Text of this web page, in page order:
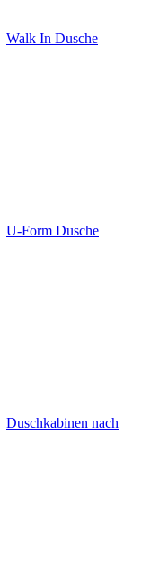
Walk In Dusche
U-Form Dusche
Duschkabinen nach